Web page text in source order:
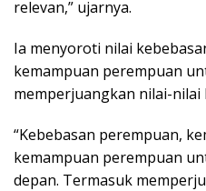
relevan,” ujarnya.
Ia menyoroti nilai
kemampuan perempuan
memperjuangkan nilai-nilai
“Kebebasan perempuan,
kemampuan perempuan
depan. Termasuk